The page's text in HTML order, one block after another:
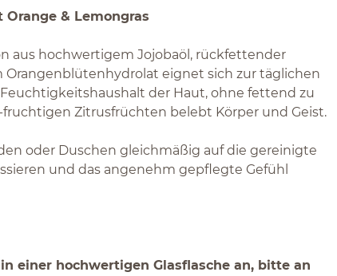
& Lemongras
aus hochwertigem Jojobaöl, rückfettender
eignet sich zur täglichen
der Haut, ohne fettend zu
Zitrusfrüchten belebt Körper und Geist.
oder Duschen gleichmäßig auf die gereinigte
und das angenehm gepflegte Gefühl
einer hochwertigen Glasflasche an, bitte an